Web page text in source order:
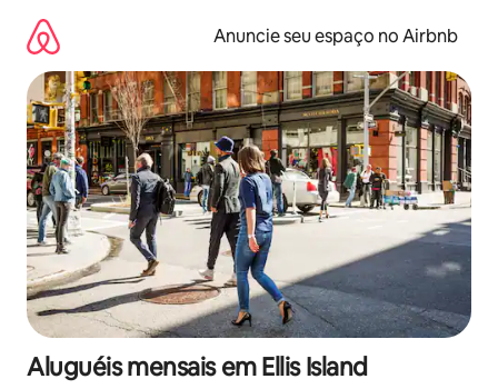
para
conteúdo
Anuncie seu espaço no Airbnb
Aluguéis mensais em Ellis Island